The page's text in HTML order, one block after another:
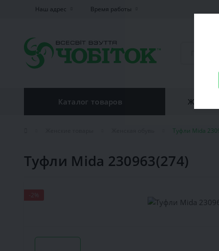
Наш адрес Время работы
Каталог товаров
Туфли Mida
Туфли Mida 230963(274)
-2%